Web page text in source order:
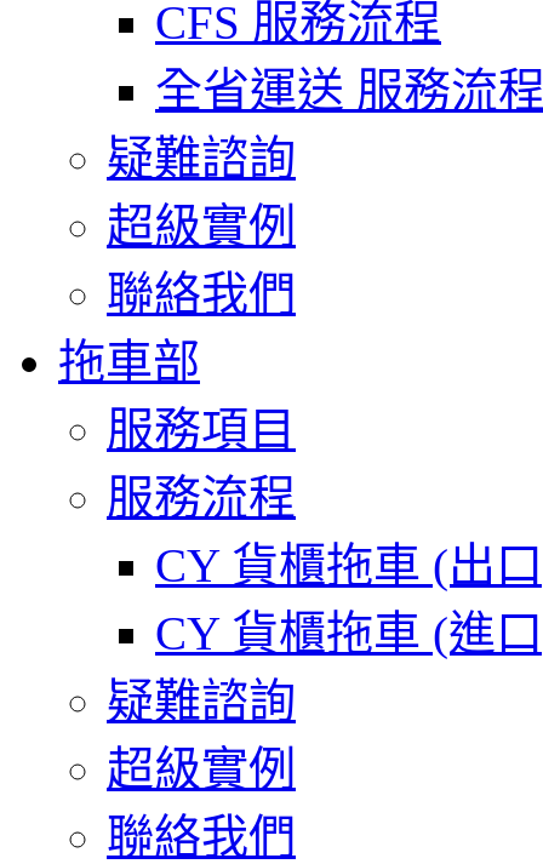
CFS 服務流程
全省運送 服務流
疑難諮詢
超級實例
聯絡我們
拖車部
服務項目
服務流程
CY 貨櫃拖車 (出
CY 貨櫃拖車 (進
疑難諮詢
超級實例
聯絡我們